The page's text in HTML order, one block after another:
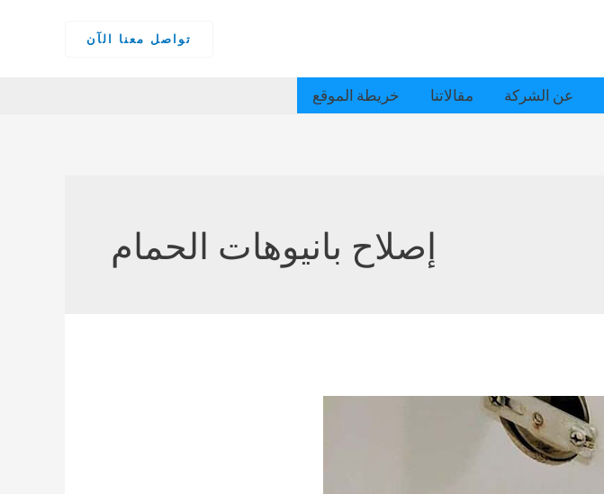
تواصل معنا الآن
عن الشركة مقالاتنا خريطة الموقع
إصلاح بانيوهات الحمام